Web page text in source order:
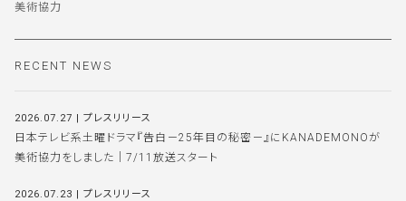
美術協力
RECENT NEWS
2026.07.27 | プレスリリース
日本テレビ系土曜ドラマ『告白－25年目の秘密－』にKANADEMONOが
美術協力をしました｜7/11放送スタート
2026.07.23 | プレスリリース